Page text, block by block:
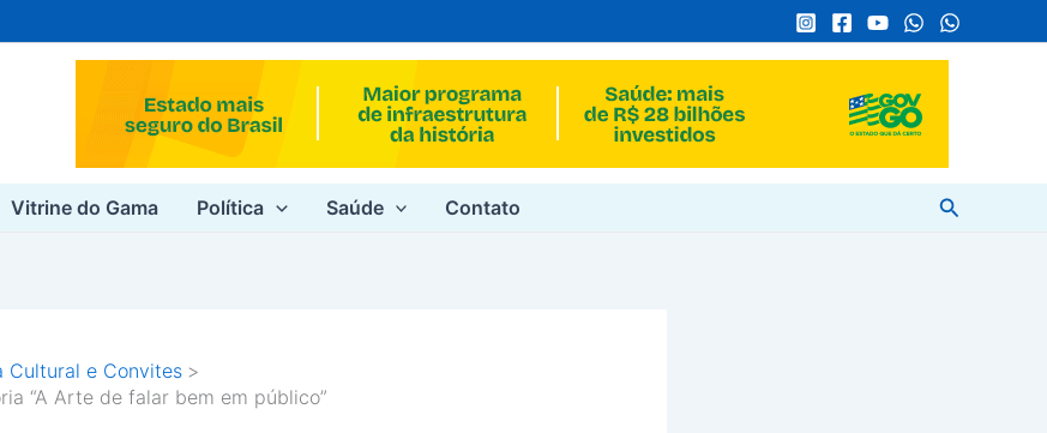
Vitrine do Gama Política Saúde Contato Pesquisar
Cultural e Convites
“A Arte de falar bem em público”